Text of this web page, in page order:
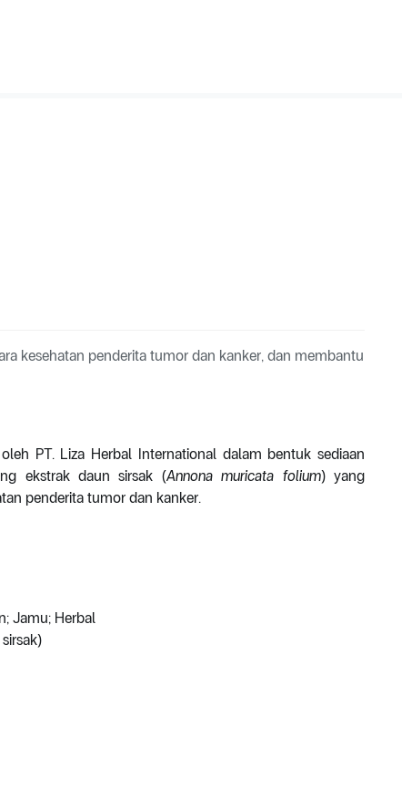
kesehatan penderita tumor dan kanker, dan membantu
PT. Liza Herbal International dalam bentuk sediaan
ekstrak daun sirsak (Annona muricata folium) yang
penderita tumor dan kanker.
Jamu; Herbal